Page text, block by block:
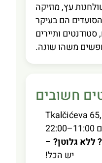
עץ, מוזיקה
הם בעיקר
סטודנטים ותיירים
משהו שונה.
חשובים
ללא גלוטן?–
יש הכל!